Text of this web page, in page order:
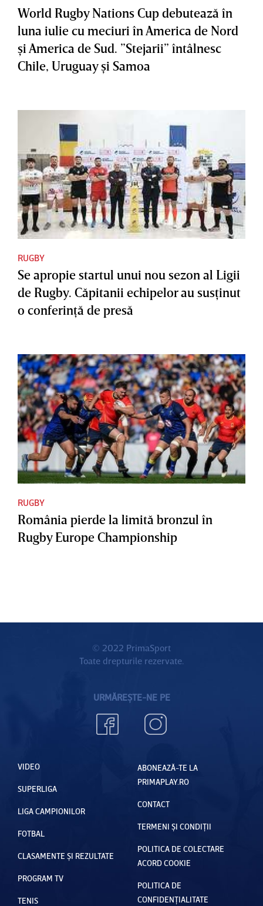
World Rugby Nations Cup debutează în
luna iulie cu meciuri în America de Nord
şi America de Sud. ”Stejarii” întâlnesc
Chile, Uruguay şi Samoa
RUGBY
Se apropie startul unui nou sezon al Ligii
de Rugby. Căpitanii echipelor au susţinut
o conferinţă de presă
RUGBY
România pierde la limită bronzul în
Rugby Europe Championship
© 2022 PrimaSport
Toate drepturile rezervate.
URMĂREȘTE-NE PE
VIDEO
SUPERLIGA
LIGA CAMPIONILOR
FOTBAL
CLASAMENTE ȘI REZULTATE
PROGRAM TV
TENIS
ABONEAZĂ-TE LA
PRIMAPLAY.RO
CONTACT
TERMENI ȘI CONDIȚII
POLITICA DE COLECTARE
ACORD COOKIE
POLITICA DE
CONFIDENȚIALITATE